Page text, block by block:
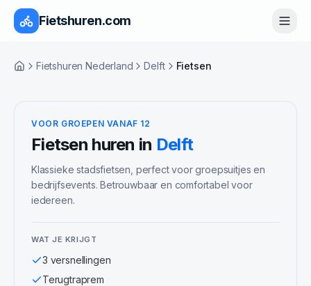
Fietshuren.com
HomeFietshuren Nederland Delft Fietsen
VOOR GROEPEN VANAF 12
Fietsen huren in Delft
Klassieke stadsfietsen, perfect voor groepsuitjes en
bedrijfsevents. Betrouwbaar en comfortabel voor
iedereen.
WAT JE KRIJGT
3 versnellingen
Terugtraprem